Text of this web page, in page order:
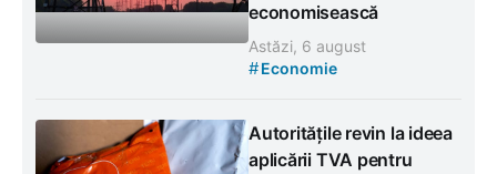
economisească
Astăzi, 6 august
#Economie
Autoritățile revin la ideea
aplicării TVA pentru